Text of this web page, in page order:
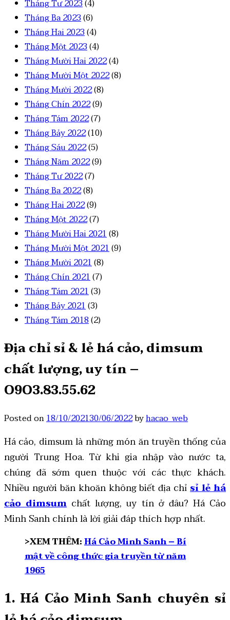
Tháng Tư 2023(4)
Tháng Ba 2023(6)
Tháng Hai 2023(4)
Tháng Một 2023(4)
Tháng Mười Hai 2022(4)
Tháng Mười Một 2022(8)
Tháng Mười 2022(8)
Tháng Chín 2022(9)
Tháng Tám 2022(7)
Tháng Bảy 2022(10)
Tháng Sáu 2022(5)
Tháng Năm 2022(9)
Tháng Tư 2022(7)
Tháng Ba 2022(8)
Tháng Hai 2022(9)
Tháng Một 2022(7)
Tháng Mười Hai 2021(8)
Tháng Mười Một 2021(9)
Tháng Mười 2021(8)
Tháng Chín 2021(7)
Tháng Tám 2021(3)
Tháng Bảy 2021(3)
Tháng Tám 2018(2)
Địa chỉ sỉ & lẻ há cảo, dimsum
chất lượng, uy tín –
O9O3.83.55.62
Posted on18/10/202130/06/2022byhacao_web
Há cảo, dimsum là những món ăn truyền thống của
người Trung Hoa. Từ khi gia nhập vào nước ta,
chúng đã sớm quen thuộc với các thực khách.
Nhiều người băn khoăn không biết địa chỉsỉ lẻ há
cảo dimsumchất lượng, uy tín ở đâu? Há Cảo
Minh Sanh chính là lời giải đáp thích hợp nhất.
>XEM THÊM:Há Cảo Minh Sanh – Bí
mật về công thức gia truyền từ năm
1965
1. Há Cảo Minh Sanh chuyên sỉ